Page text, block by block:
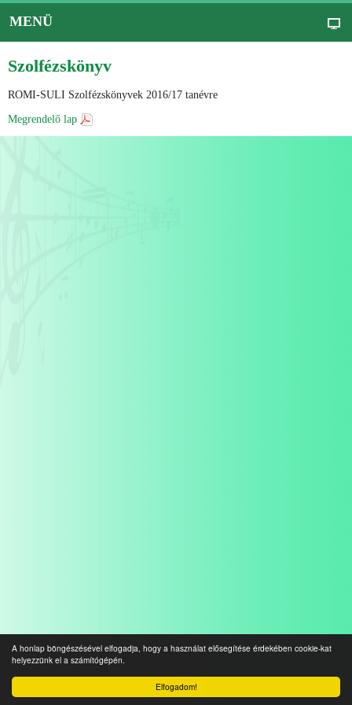
Elfogadom!
A honlap böngészésével elfogadja, hogy a használat elősegítése érdekében cookie-kat
helyezzünk el a számítógépén.
MENÜ
Szolfézskönyv
ROMI-SULI Szolfézskönyvek 2016/17 tanévre
Megrendelő lap